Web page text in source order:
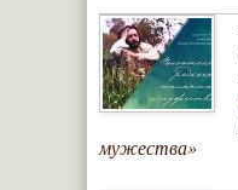
мужества»